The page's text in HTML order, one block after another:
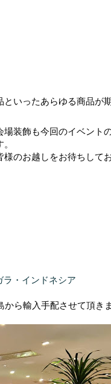
いったあらゆる商品が
装飾も今回のイベント
様のお越しをお待ちして
ラ・インドネシア
ら輸入手配させて頂きま